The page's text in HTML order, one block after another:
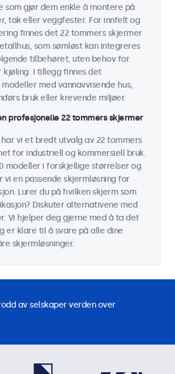
som gjør dem enkle å montere på
tak eller veggfester. For innfelt og
finnes det 22 tommers skjermer
som sømløst kan integreres
tilbehøret, uten behov for
kjøling. I tillegg finnes det
med vannavvisende hus,
bruk eller krevende miljøer.
profesjonelle 22 tommers skjermer
vi et bredt utvalg av 22 tommers
for industriell og kommersiell bruk.
modeller i forskjellige størrelser og
vi en passende skjermløsning for
Lurer du på hvilken skjerm som
Diskuter alternativene med
Vi hjelper deg gjerne med å ta det
er klare til å svare på alle dine
skjermløsninger.
av selskaper verden over